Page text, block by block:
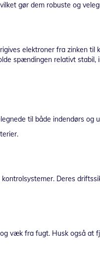
gør dem robuste og
elektroner fra zinken
spændingen relativt
til både indendørs og
Deres
væk fra fugt. Husk også at